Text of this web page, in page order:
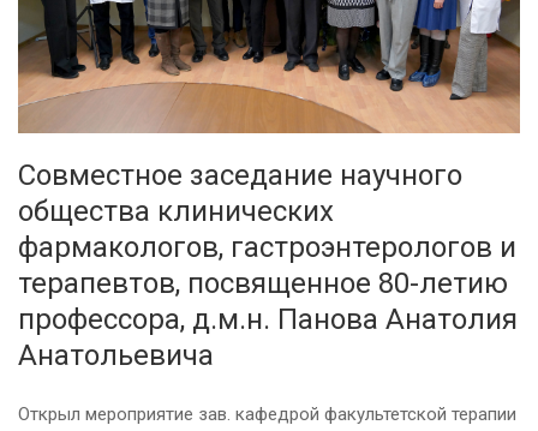
Совместное заседание научного
общества клинических
фармакологов, гастроэнтерологов и
терапевтов, посвященное 80-летию
профессора, д.м.н. Панова Анатолия
Анатольевича
Открыл мероприятие зав. кафедрой факультетской терапии